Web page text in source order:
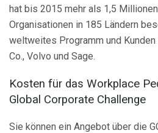
hat bis 2015 mehr als 1,5
Organisationen in 185 Ländern
weltweites Programm und
Co., Volvo und Sage.
Kosten für das Workplace
Global Corporate Challenge
Sie können ein Angebot über die